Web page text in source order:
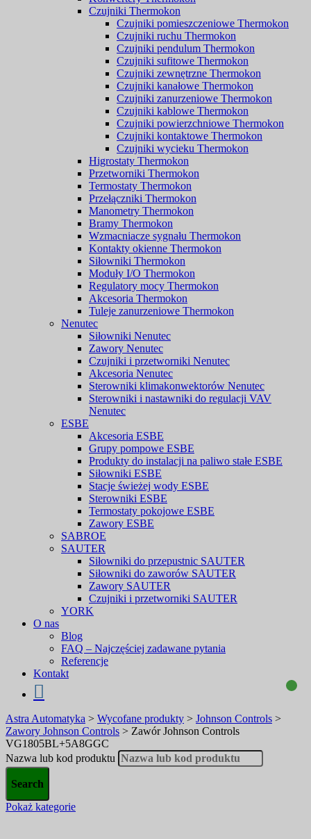
Czujniki Thermokon
Czujniki pomieszczeniowe Thermokon
Czujniki ruchu Thermokon
Czujniki pendulum Thermokon
Czujniki sufitowe Thermokon
Czujniki zewnętrzne Thermokon
Czujniki kanałowe Thermokon
Czujniki zanurzeniowe Thermokon
Czujniki kablowe Thermokon
Czujniki powierzchniowe Thermokon
Czujniki kontaktowe Thermokon
Czujniki wycieku Thermokon
Higrostaty Thermokon
Przetworniki Thermokon
Termostaty Thermokon
Przełączniki Thermokon
Manometry Thermokon
Bramy Thermokon
Wzmacniacze sygnału Thermokon
Kontakty okienne Thermokon
Siłowniki Thermokon
Moduły I/O Thermokon
Regulatory mocy Thermokon
Akcesoria Thermokon
Tuleje zanurzeniowe Thermokon
Nenutec
Siłowniki Nenutec
Zawory Nenutec
Czujniki i przetworniki Nenutec
Akcesoria Nenutec
Sterowniki klimakonwektorów Nenutec
Sterowniki i nastawniki do regulacji VAV
Nenutec
ESBE
Akcesoria ESBE
Grupy pompowe ESBE
Produkty do instalacji na paliwo stałe ESBE
Siłowniki ESBE
Stacje świeżej wody ESBE
Sterowniki ESBE
Termostaty pokojowe ESBE
Zawory ESBE
SABROE
SAUTER
Siłowniki do przepustnic SAUTER
Siłowniki do zaworów SAUTER
Zawory SAUTER
Czujniki i przetworniki SAUTER
YORK
O nas
Blog
FAQ – Najczęściej zadawane pytania
Referencje
Kontakt
Astra Automatyka > Wycofane produkty > Johnson Controls >
Zawory Johnson Controls > Zawór Johnson Controls
VG1805BL+5A8GGC
Nazwa lub kod produktu
Pokaż kategorie